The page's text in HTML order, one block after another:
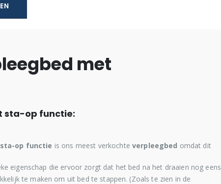
met
sta-op functie:
op functie is ons meest verkochte verpleegbed omdat dit
eigenschap die ervoor zorgt dat het bed na het draaien nog eens
te maken om uit bed te stappen. (Zoals te zien in de